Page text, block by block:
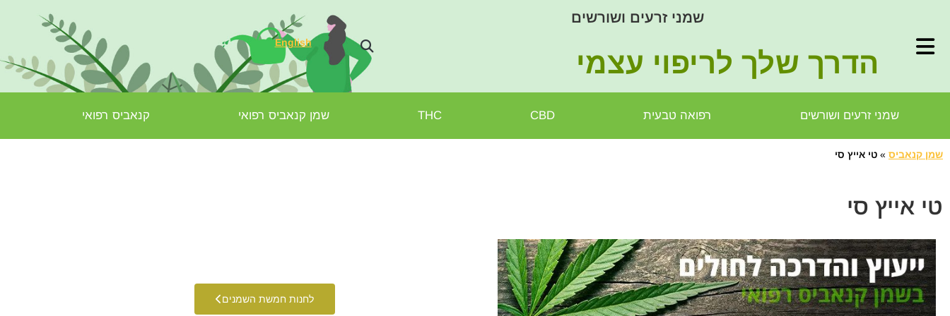
שמני זרעים ושורשים
הדרך שלך לריפוי עצמי
English
שמני זרעים ושורשים רפואה טבעית CBD
THC שמן קנאביס רפואי קנאביס רפואי
שמן קנאביס » טי אייץ סי
טי אייץ סי
לחנות חמשת השמנים